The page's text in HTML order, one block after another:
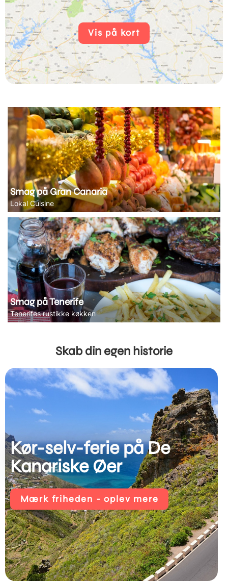
Vis på kort
Smag på Gran Canaria
Lokal Cuisine
Smag på Tenerife
Tenerifes rustikke køkken
Skab din egen historie
Kør-selv-ferie på De
Kanariske Øer
Mærk friheden - oplev mere